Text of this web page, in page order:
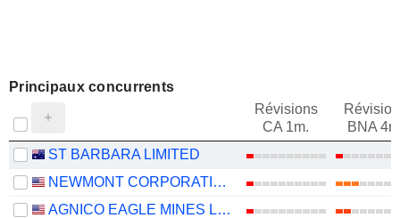
Principaux concurrents
Révisions
CA 1m.
BNA
ST BARBARA LIMITED
NEWMONT CORPORATION
AGNICO EAGLE MINES LIMITED